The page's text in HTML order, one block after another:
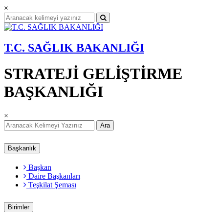
×
T.C. SAĞLIK BAKANLIĞI
STRATEJİ GELİŞTİRME
BAŞKANLIĞI
×
Ara
Başkanlık
Başkan
Daire Başkanları
Teşkilat Şeması
Birimler